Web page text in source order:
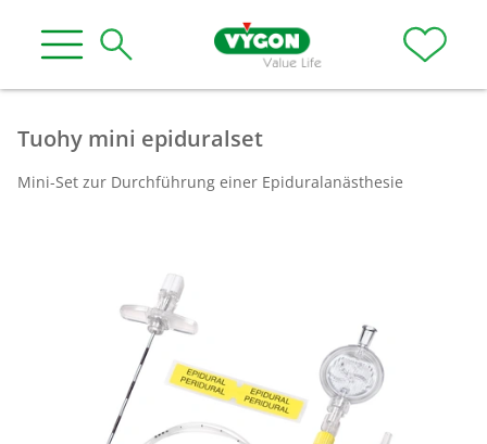
Tuohy mini epiduralset
Mini-Set zur Durchführung einer Epiduralanästhesie